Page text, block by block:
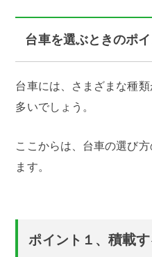
台車を選ぶときのポ
台車には、さまざまな種
多いでしょう。
ここからは、台車の選び
ます。
ポイント１、積載